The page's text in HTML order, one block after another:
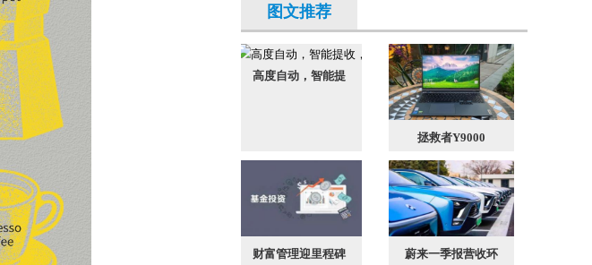
图文推荐
高度自动，智能提
拯救者Y9000
财富管理迎里程碑 蔚来一季报营收环